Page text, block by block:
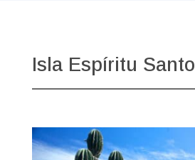
Isla Espíritu Santo